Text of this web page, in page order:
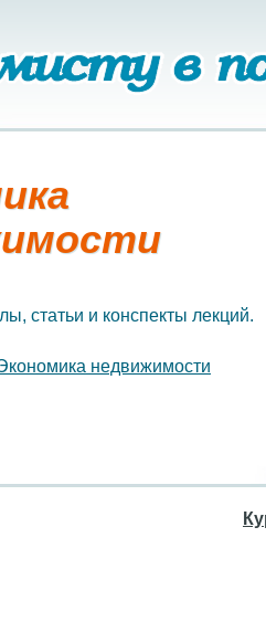
статьи и конспекты лекций.
недвижимости